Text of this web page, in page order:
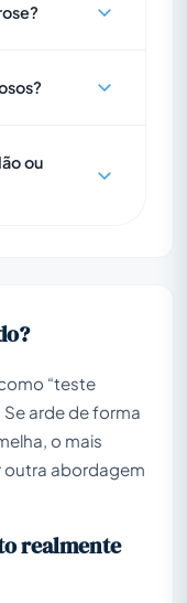
ou
“teste
arde de forma
o mais
outra abordagem
realmente